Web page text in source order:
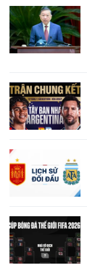
ENGLISH
中文
РУССКИЙ
ESPAÑOL
한국어